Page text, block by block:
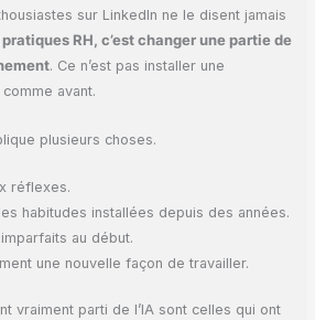
sur LinkedIn ne le disent jamais
RH, c’est changer une partie de
. Ce n’est pas installer une
avant.
plusieurs choses.
réflexes.
habitudes installées depuis des années.
au début.
une nouvelle façon de travailler.
vraiment parti de l’IA sont celles qui ont